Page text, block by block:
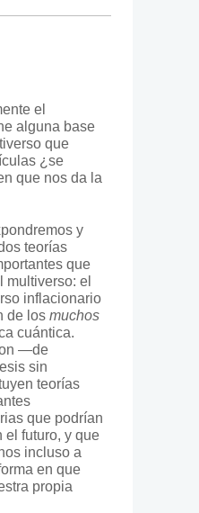
el
alguna base
que
¿se
que nos da la
y
teorías
que
multiverso: el
inflacionario
de los muchos
cuántica.
—de
sin
teorías
que podrían
el futuro, y que
incluso a
en que
propia